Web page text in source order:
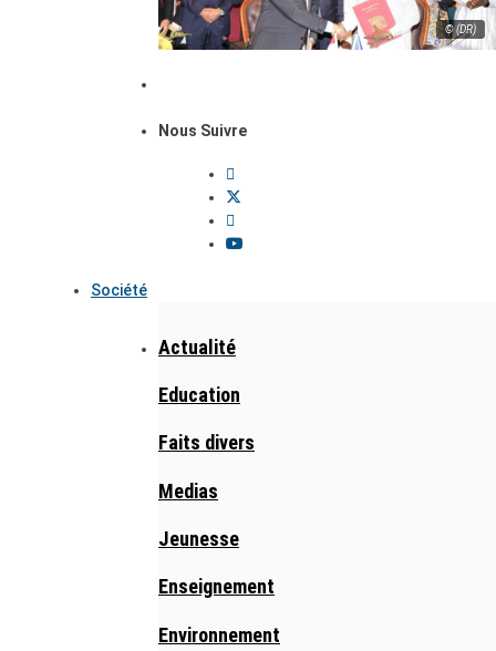
© (DR)
Nous Suivre
Société
Actualité
Education
Faits divers
Medias
Jeunesse
Enseignement
Environnement